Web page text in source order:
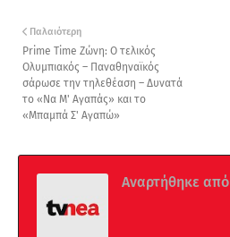
Παλαιότερη
Prime Time Ζώνη: Ο τελικός
Ολυμπιακός – Παναθηναϊκός
σάρωσε την τηλεθέαση – Δυνατά
το «Να Μ' Αγαπάς» και το
«Μπαμπά Σ' Αγαπώ»
Αναρτήθηκε από